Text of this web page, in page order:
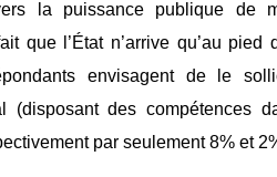
la puissance publique de
que l’État n’arrive qu’au
envisagent de le
(disposant des compétences
par seulement 8% et